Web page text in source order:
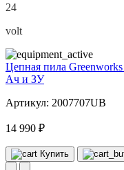
24
volt
Цепная пила
Ач и ЗУ
Артикул: 2007707UB
14 990 ₽
Купить